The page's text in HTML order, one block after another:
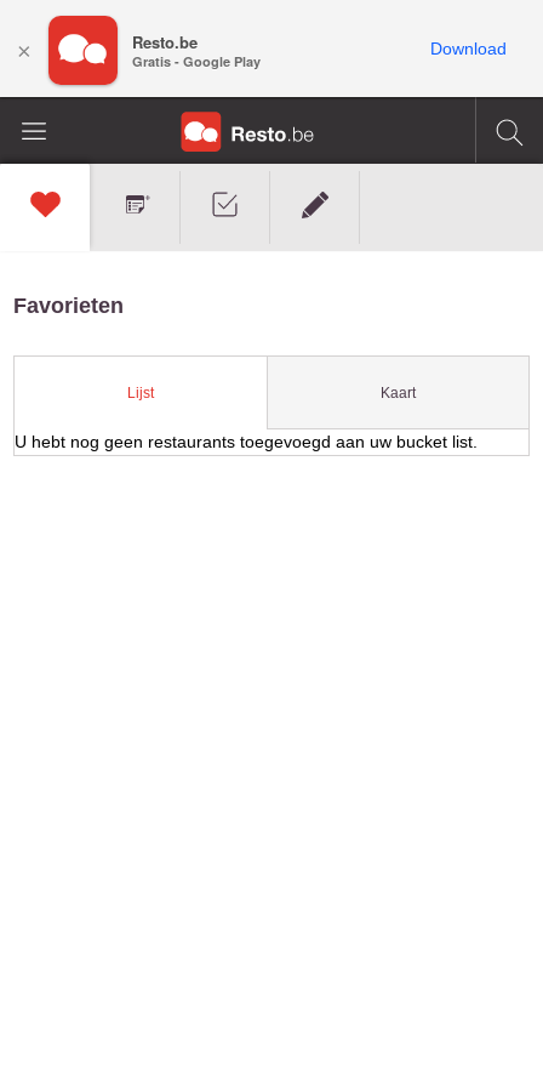
Favorieten
Lijst Kaart
U hebt nog geen restaurants toegevoegd aan uw bucket list.
× Resto.be
Gratis - Google Play
Download